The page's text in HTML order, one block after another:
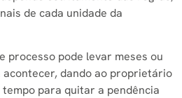
de cada unidade da
processo pode levar meses ou
acontecer, dando ao proprietário
para quitar a pendência